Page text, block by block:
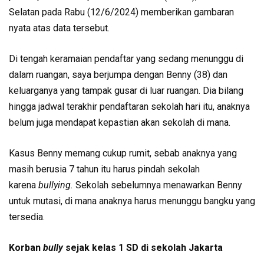
Selatan pada Rabu (12/6/2024) memberikan gambaran
nyata atas data tersebut.
Di tengah keramaian pendaftar yang sedang menunggu di
dalam ruangan, saya berjumpa dengan Benny (38) dan
keluarganya yang tampak gusar di luar ruangan. Dia bilang
hingga jadwal terakhir pendaftaran sekolah hari itu, anaknya
belum juga mendapat kepastian akan sekolah di mana.
Kasus Benny memang cukup rumit, sebab anaknya yang
masih berusia 7 tahun itu harus pindah sekolah
karena bullying. Sekolah sebelumnya menawarkan Benny
untuk mutasi, di mana anaknya harus menunggu bangku yang
tersedia.
Korban bullysejak kelas 1 SD di sekolah Jakarta